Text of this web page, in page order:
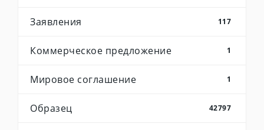
Заявления 117
Коммерческое предложение 1
Мировое соглашение 1
Образец 42797